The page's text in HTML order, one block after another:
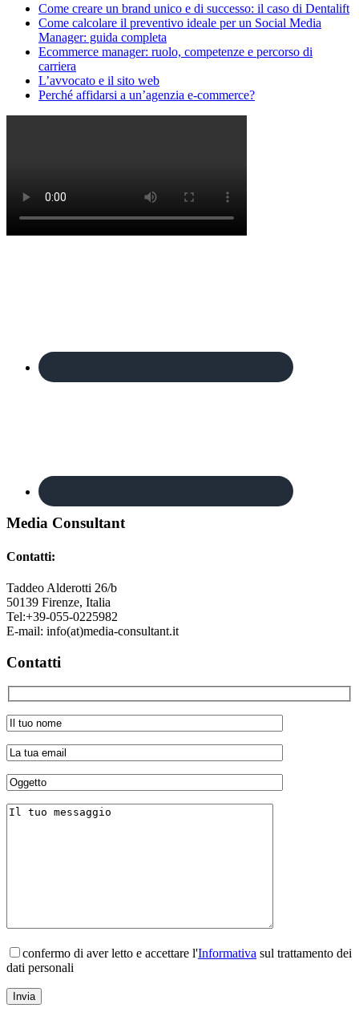
Come creare un brand unico e di successo: il caso di Dentalift
Come calcolare il preventivo ideale per un Social Media
Manager: guida completa
Ecommerce manager: ruolo, competenze e percorso di
carriera
L’avvocato e il sito web
Perché affidarsi a un’agenzia e-commerce?
Footer
Media Consultant
Contatti:
Taddeo Alderotti 26/b
50139 Firenze, Italia
Tel:+39-055-0225982
E-mail: info(at)media-consultant.it
Contatti
confermo di aver letto e accettare l'Informativa sul trattamento dei
dati personali